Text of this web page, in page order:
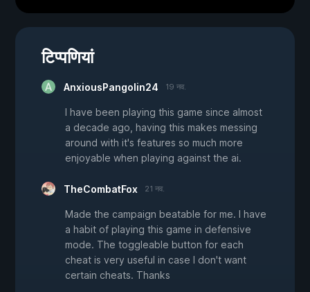
टिप्पणियां
AnxiousPangolin24 19 नव.
I have been playing this game since almost
a decade ago, having this makes messing
around with it's features so much more
enjoyable when playing against the ai.
TheCombatFox 21 नव.
Made the campaign beatable for me. I have
a habit of playing this game in defensive
mode. The toggleable button for each
cheat is very useful in case I don't want
certain cheats. Thanks